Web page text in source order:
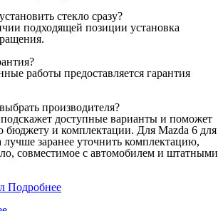
стекло сразу?
подходящей позиции установка
работы предоставляется гарантия
производителя?
доступные варианты и поможет
бюджету и комплектации. Для Mazda 6 для
лучше заранее уточнить комплектацию,
совместимое с автомобилем и штатными
Подробнее